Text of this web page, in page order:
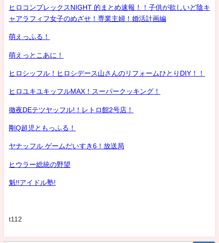
ヒロコンプレックスNIGHT 的まとめ速報！！子供が欲しいど陰キ
ャアラフィフ女子のめざせ！専業主婦！婚活計画編
萌えっふる！
萌えっとこあに！
ヒロシッフル！ヒロシデース山さんのリフォームひとりDIY！！
ヒロユキユキッフルMAX！スーパークッキング！
徹夜DEテツヤッフル!！レトロ館2号店！
剛Q超児ともっふる！
ヤナッフル ゲームだいすき6！放送局
ヒウラー総統の野望
魁!!アイドル塾!
t112